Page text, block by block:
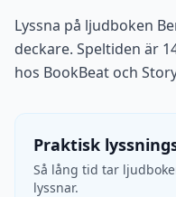
Lyssna på ljudboken
deckare. Speltiden är
hos BookBeat och
Praktisk
Så lång tid tar
lyssnar.